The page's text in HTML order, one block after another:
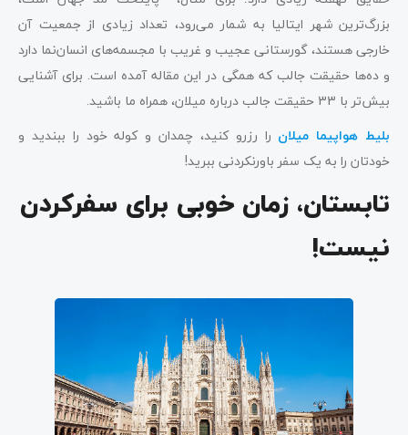
بزرگ‌ترین شهر ایتالیا به شمار می‌رود، تعداد زیادی از جمعیت آن
خارجی هستند، گورستانی عجیب و غریب با مجسمه‌های انسان‌نما دارد
و ده‌ها حقیقت جالب که همگی در این مقاله آمده است. برای آشنایی
بیش‌تر با 33 حقیقت جالب درباره میلان، همراه ما باشید.
بلیط هواپیما میلان را رزرو کنید، چمدان و کوله خود را ببندید و
خودتان را به یک سفر باورنکردنی ببرید!
تابستان، زمان خوبی برای سفرکردن
نیست!